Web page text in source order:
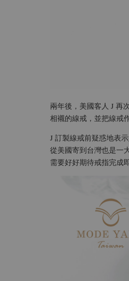
兩年後，美國客人 J 再
相襯的線戒，並把線戒
J 訂製線戒前疑惑地表
從美國寄到台灣也是一
需要好好期待戒指完成